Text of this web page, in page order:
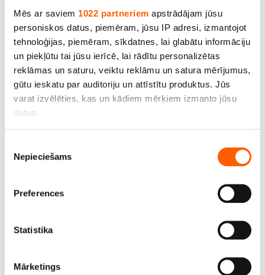
Mēs ar saviem 1022 partneriem apstrādājam jūsu
personiskos datus, piemēram, jūsu IP adresi, izmantojot
tehnoloģijas, piemēram, sīkdatnes, lai glabātu informāciju
un piekļūtu tai jūsu ierīcē, lai rādītu personalizētas
reklāmas un saturu, veiktu reklāmu un satura mērījumus,
gūtu ieskatu par auditoriju un attīstītu produktus. Jūs
varat izvēlēties, kas un kādiem mērķiem izmanto jūsu
datus.
apkopot informāciju par jūsu ģeogrāfisko
Identificēt ierīci, veicot aktīvu skenēšanu, lai
pirkstu nospiedumus)
izvēle
Nepieciešams
Preferences
Statistika
Mārketings
poliesters. Cena ar PVN par rulli 40m. Bezmaksas
piegāde!
Cena līdz 384.78€ *
SALE
Voiloks 6 mm, bl.550g/m², pl.160cm, 100%